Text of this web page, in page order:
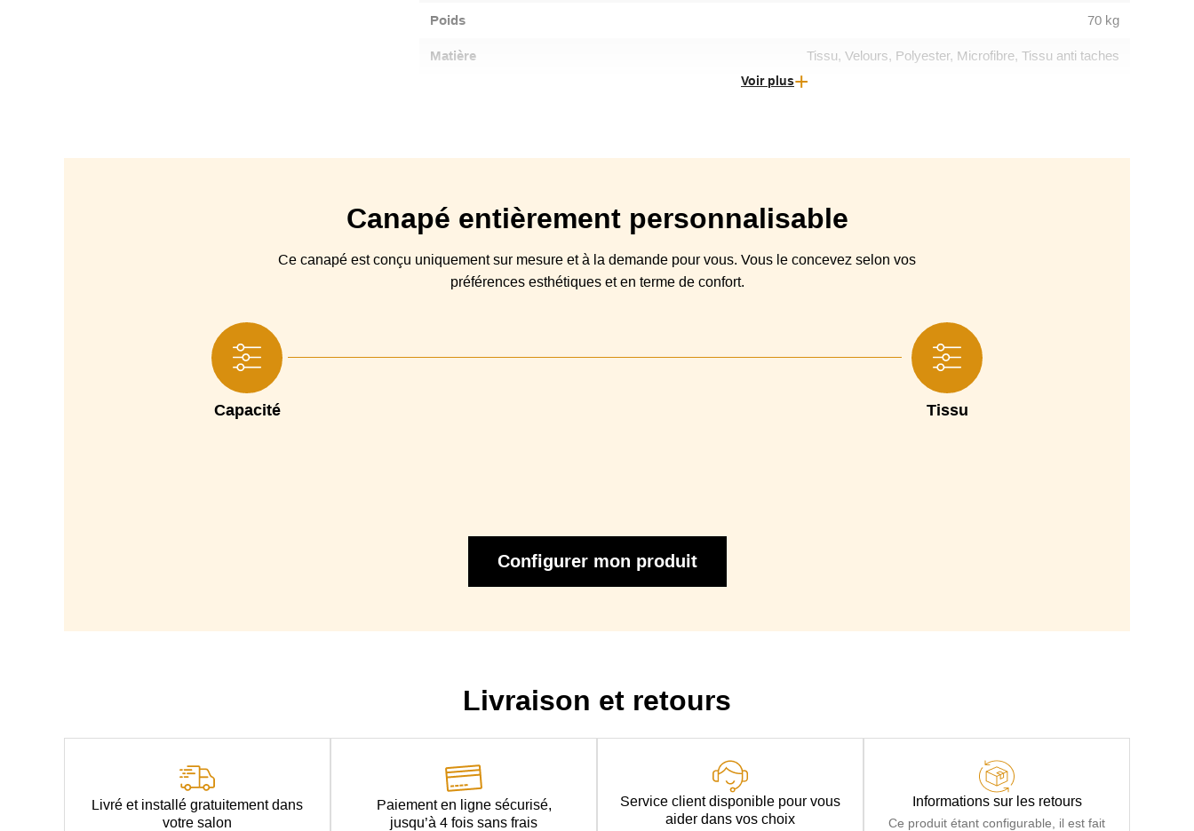
Poids 70 kg
Matière Tissu, Velours, Polyester, Microfibre, Tissu anti taches
Type canapé Canapé droit
Coussin(s)
Mousse de polyuréthane de 34 kg/m3 , recouverte de fibres de polyester, Mécanisme relax :
Coussin(s)
Mousse de polyuréthane de 20 kg/m3 , recouverte de fibres de polyester, Têtière inclinable avec
Voir plus
Canapé entièrement personnalisable
Ce canapé est conçu uniquement sur mesure et à la demande pour vous. Vous le concevez selon vos
préférences esthétiques et en terme de confort.
Capacité Tissu
Configurer mon produit
Livraison et retours
Livré et installé gratuitement dans
votre salon
Paiement en ligne sécurisé,
jusqu’à 4 fois sans frais
Service client disponible pour vous
aider dans vos choix
Informations sur les retours
Ce produit étant configurable, il est fait